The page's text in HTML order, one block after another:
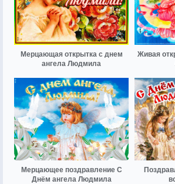
Мерцающая открытка с днем
ангела Людмила
Живая
Мерцающее поздравление С
Днём ангела Людмила